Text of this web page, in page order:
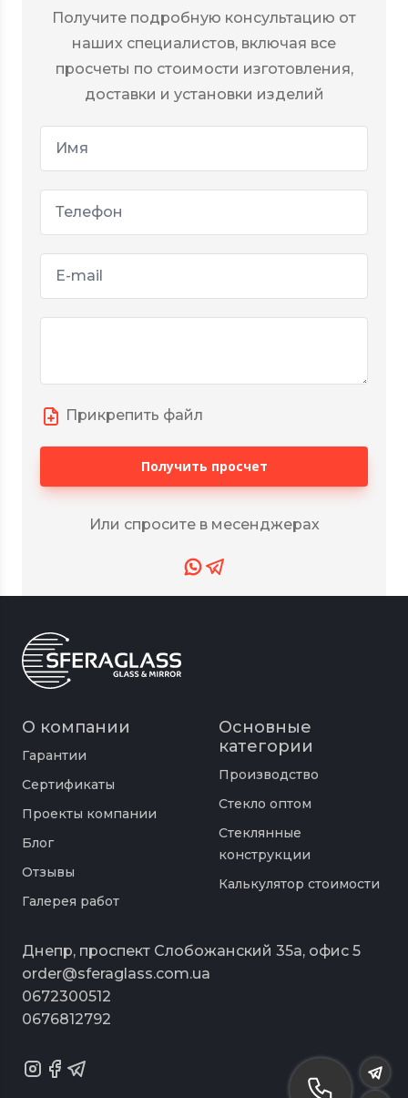
Получите подробную консультацию от
наших специалистов, включая все
просчеты по стоимости изготовления,
доставки и установки изделий
Прикрепить файл
Получить просчет
Или спросите в месенджерах
О компании
Гарантии
Сертификаты
Проекты компании
Блог
Отзывы
Галерея работ
Основные
категории
Производство
Стекло оптом
Стеклянные
конструкции
Калькулятор стоимости
Днепр, проспект Слобожанский 35а, офис 5
order@sferaglass.com.ua
0672300512
0676812792